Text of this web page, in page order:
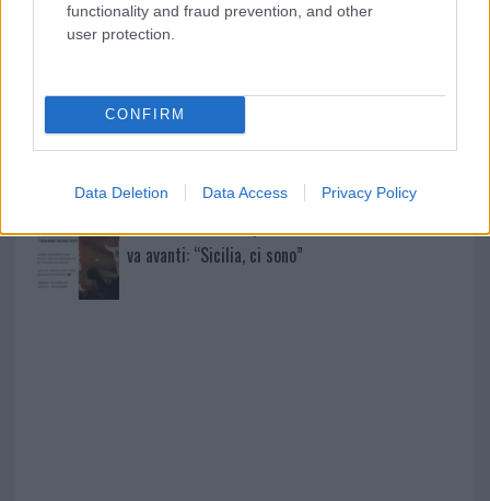
functionality and fraud prevention, and other
user protection.
CONFIRM
Data Deletion Data Access Privacy Policy
Sangue, musica e solidarietà con Avis Olbia al
Meteo Olbia 9 agosto, temperature in calo
va avanti: “Sicilia, ci sono”